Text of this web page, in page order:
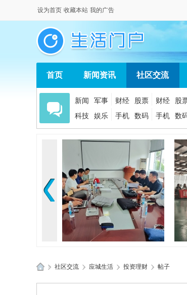
设为首页 收藏本站 我的广告
首页 新闻资讯 社区交流
新闻 军事 财经 股票 财经 股
科技
娱乐 手机 数码 手机 数
孝感应城两地应急管理部门精
应
» 社区交流 › 应城生活 › 投资理财 › 帖子